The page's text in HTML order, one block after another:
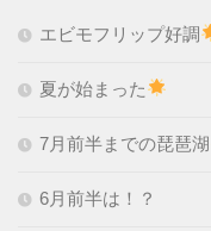
エビモフリップ好調
夏が始まった
7月前半までの琵琶湖
6月前半は！？